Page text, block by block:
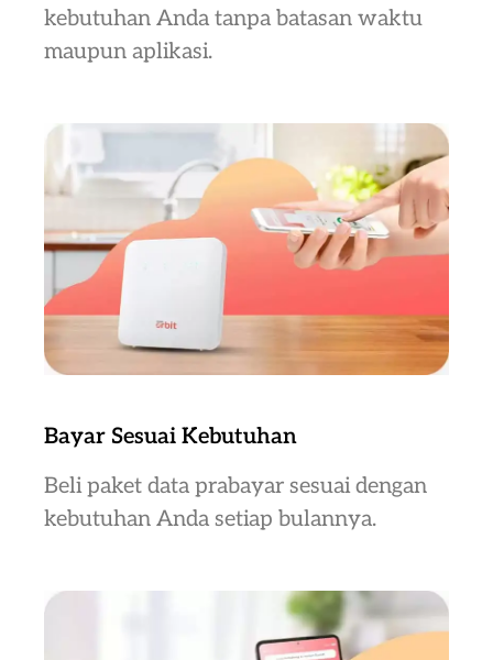
kebutuhan Anda tanpa batasan waktu
maupun aplikasi.
Bayar Sesuai Kebutuhan
Beli paket data prabayar sesuai dengan
kebutuhan Anda setiap bulannya.